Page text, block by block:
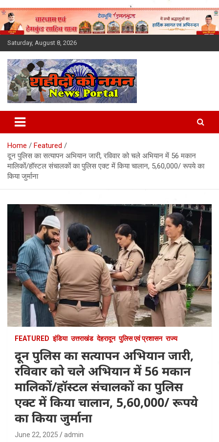
Skip
to
content
Saturday, August 8, 2026
Latest News Today, Breaking
News, Uttarakhand News in
Hindi
Home
Featured
दून पुलिस का सत्यापन अभियान जारी, रविवार को चले अभियान में 56 मकान
मालिकों/हॉस्टल संचालकों का पुलिस एक्ट में किया चालान, 5,60,000/ रूपये का
किया जुर्माना
FEATURED इंडिया उत्तराखंड देहरादून पुलिस एवं प्रशासन राज्य
दून पुलिस का सत्यापन अभियान जारी,
रविवार को चले अभियान में 56 मकान
मालिकों/हॉस्टल संचालकों का पुलिस
एक्ट में किया चालान, 5,60,000/ रूपये
का किया जुर्माना
June 22, 2025 admin